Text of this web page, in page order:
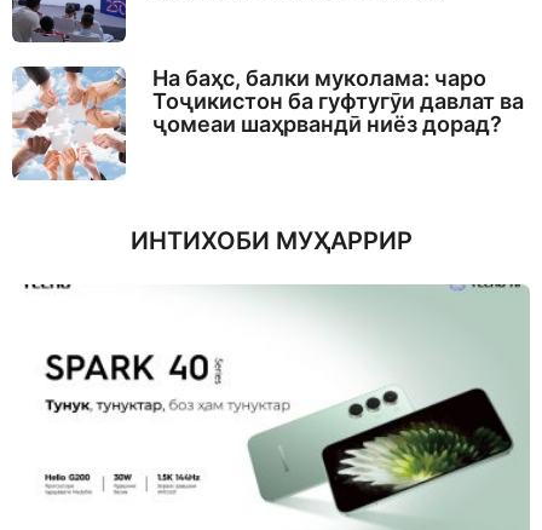
На баҳс, балки муколама: чаро
Тоҷикистон ба гуфтугӯи давлат ва
ҷомеаи шаҳрвандӣ ниёз дорад?
ИНТИХОБИ МУҲАРРИР